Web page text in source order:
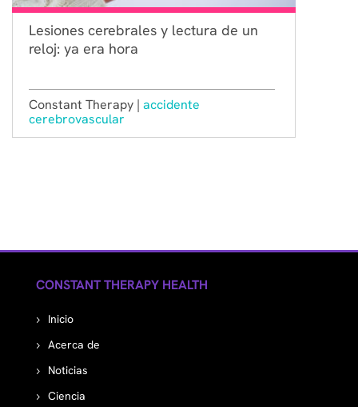
Lesiones cerebrales y lectura de un
reloj: ya era hora
Constant Therapy | accidente
cerebrovascular
CONSTANT THERAPY HEALTH
Inicio
Acerca de
Noticias
Ciencia